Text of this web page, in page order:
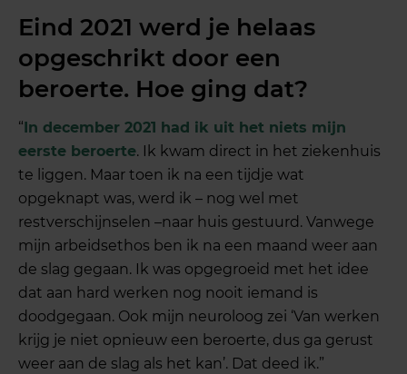
Eind 2021 werd je helaas
opgeschrikt door een
beroerte. Hoe ging dat?
“ In december 2021 had ik uit het niets mijn
eerste beroerte. Ik kwam direct in het ziekenhuis
te liggen. Maar toen ik na een tijdje wat
opgeknapt was, werd ik – nog wel met
restverschijnselen –naar huis gestuurd. Vanwege
mijn arbeidsethos ben ik na een maand weer aan
de slag gegaan. Ik was opgegroeid met het idee
dat aan hard werken nog nooit iemand is
doodgegaan. Ook mijn neuroloog zei ‘Van werken
krijg je niet opnieuw een beroerte, dus ga gerust
weer aan de slag als het kan’. Dat deed ik.”